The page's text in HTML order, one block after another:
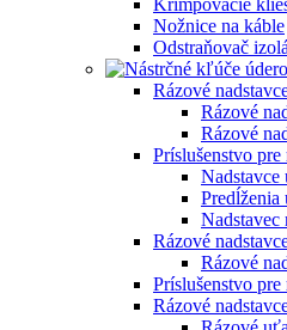
Nožnice na káble
Odstraňovač
Rázové
Rázové
Rázové
Príslušenstvo
Nadstavce
Predĺženia
Nadstavec
Rázové
Rázové
Príslušenstvo pre
Rázové